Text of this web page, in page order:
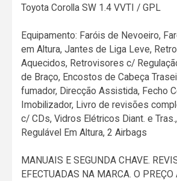
Toyota Corolla SW 1.4 VVTI / GPL
Equipamento: Faróis de Nevoeiro,
em Altura, Jantes de Liga Leve,
Aquecidos, Retrovisores c/
de Braço, Encostos de Cabeça
fumador, Direcção Assistida, Fecho
Imobilizador, Livro de revisões
c/ CDs, Vidros Elétricos Diant. e
Regulável Em Altura, 2 Airbags
MANUAIS E SEGUNDA CHAVE.
EFECTUADAS NA MARCA. O